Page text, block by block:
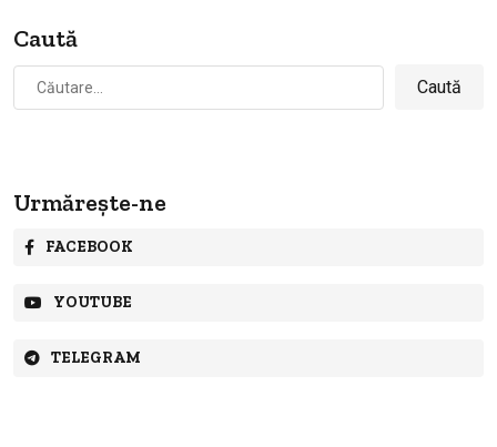
Caută
Caută
după:
Urmărește-ne
FACEBOOK
YOUTUBE
TELEGRAM